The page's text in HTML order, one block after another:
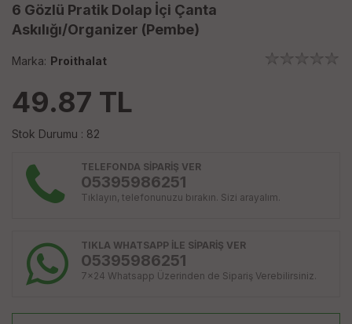
6 Gözlü Pratik Dolap İçi Çanta
Askılığı/Organizer (Pembe)
Marka: Proithalat
49.87 TL
Stok Durumu : 82
TELEFONDA SİPARİŞ VER
05395986251
Tıklayın, telefonunuzu bırakın. Sizi arayalım.
TIKLA WHATSAPP İLE SİPARİŞ VER
05395986251
7x24 Whatsapp Üzerinden de Sipariş Verebilirsiniz.